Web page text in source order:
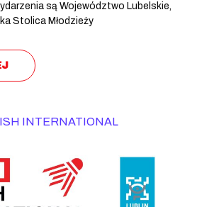
są Województwo Lubelskie,
Stolica Młodzieży
INTERNATIONAL